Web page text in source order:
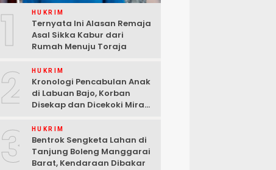
1 HUKRIM
Ternyata Ini Alasan Remaja
Asal Sikka Kabur dari
Rumah Menuju Toraja
2 HUKRIM
Kronologi Pencabulan Anak
di Labuan Bajo, Korban
Disekap dan Dicekoki Miras,
3 HUKRIM
Bentrok Sengketa Lahan di
Tanjung Boleng Manggarai
Barat, Kendaraan Dibakar